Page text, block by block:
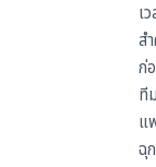
เ
ส
ก่
ที
แ
ฉุ